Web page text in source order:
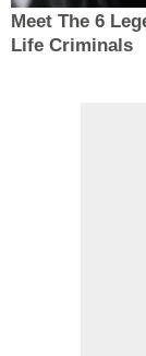
Meet The 6
Life Criminals